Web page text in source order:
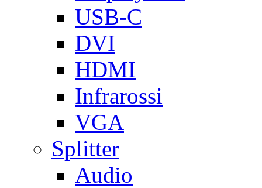
USB-C
DVI
HDMI
Infrarossi
VGA
Splitter
Audio